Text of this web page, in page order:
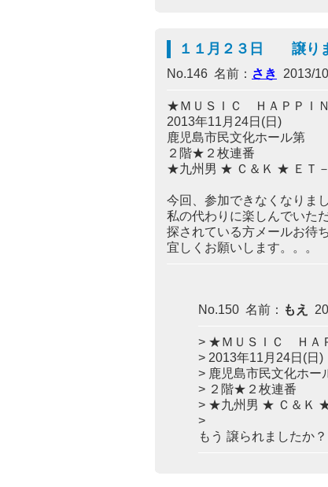
１１月２３日 譲りま
No.146 名前： さき 2013/
★ＭＵＳＩＣ ＨＡＰＰＩ
2013年11月24日(日)
鹿児島市民文化ホール第
２階★２枚連番
★九州男 ★ Ｃ＆Ｋ ★ ＥＴ
今回、参加できなくなりま
私の代わりに楽しんでいた
探されている方メールお待
宜しくお願いします。。。
No.150 名前： もえ
> ★ＭＵＳＩＣ ＨＡ
> 2013年11月24日(日)
> 鹿児島市民文化ホー
> ２階★２枚連番
> ★九州男 ★ Ｃ＆Ｋ ★
>
もう 譲られましたか？